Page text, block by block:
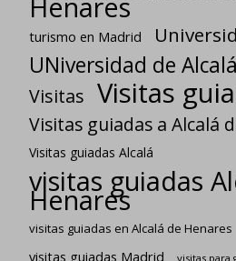
turismo en Madrid
UNiversidad de
Visitas Visitas
Visitas guiadas a Alcalá
Visitas guiadas Alcalá
visitas guiadas
Henares
visitas guiadas en Alcalá de Henares
visitas guiadas Madrid visitas para